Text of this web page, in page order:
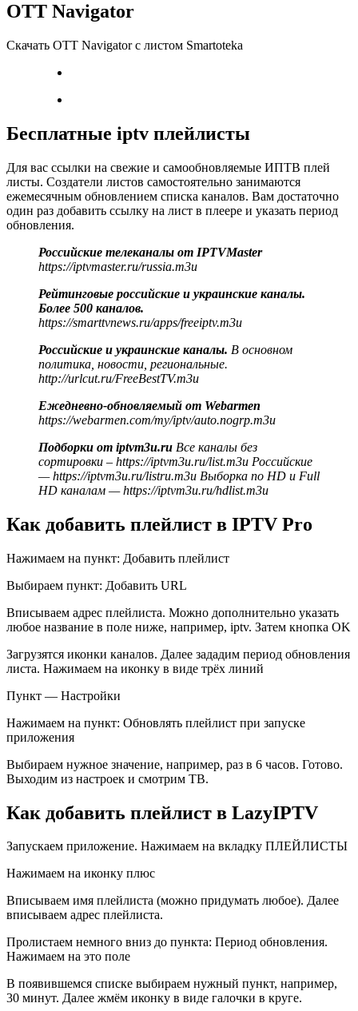
OTT Navigator
Скачать OTT Navigator с листом Smartoteka
Бесплатные iptv плейлисты
Для вас ссылки на свежие и самообновляемые ИПТВ плей
листы. Создатели листов самостоятельно занимаются
ежемесячным обновлением списка каналов. Вам достаточно
один раз добавить ссылку на лист в плеере и указать период
обновления.
Российские телеканалы от IPTVMaster
https://iptvmaster.ru/russia.m3u
Рейтинговые российские и украинские каналы.
Более 500 каналов.
https://smarttvnews.ru/apps/freeiptv.m3u
Российские и украинские каналы. В основном
политика, новости, региональные.
http://urlcut.ru/FreeBestTV.m3u
Ежедневно-обновляемый от Webarmen
https://webarmen.com/my/iptv/auto.nogrp.m3u
Подборки от iptvm3u.ru Все каналы без
сортировки – https://iptvm3u.ru/list.m3u Российские
— https://iptvm3u.ru/listru.m3u Выборка по HD и Full
HD каналам — https://iptvm3u.ru/hdlist.m3u
Как добавить плейлист в IPTV Pro
Нажимаем на пункт: Добавить плейлист
Выбираем пункт: Добавить URL
Вписываем адрес плейлиста. Можно дополнительно указать
любое название в поле ниже, например, iptv. Затем кнопка OK
Загрузятся иконки каналов. Далее зададим период обновления
листа. Нажимаем на иконку в виде трёх линий
Пункт — Настройки
Нажимаем на пункт: Обновлять плейлист при запуске
приложения
Выбираем нужное значение, например, раз в 6 часов. Готово.
Выходим из настроек и смотрим ТВ.
Как добавить плейлист в LazyIPTV
Запускаем приложение. Нажимаем на вкладку ПЛЕЙЛИСТЫ
Нажимаем на иконку плюс
Вписываем имя плейлиста (можно придумать любое). Далее
вписываем адрес плейлиста.
Пролистаем немного вниз до пункта: Период обновления.
Нажимаем на это поле
В появившемся списке выбираем нужный пункт, например,
30 минут. Далее жмём иконку в виде галочки в круге.